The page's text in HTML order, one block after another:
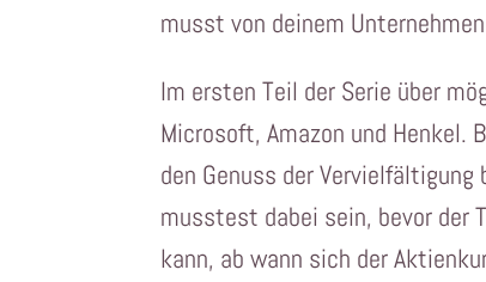
musst von deinem
Im ersten Teil der Serie über
Microsoft, Amazon und
den Genuss der
musstest dabei sein, bevor der
kann, ab wann sich der